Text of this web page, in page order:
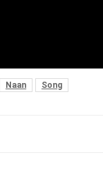
Naan Song